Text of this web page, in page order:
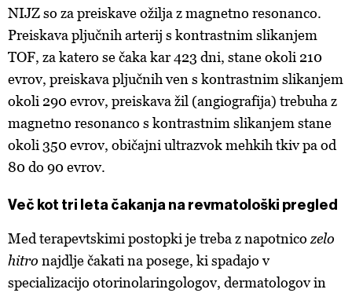
NIJZ so za preiskave ožilja z magnetno resonanco.
Preiskava pljučnih arterij s kontrastnim slikanjem
TOF, za katero se čaka kar 423 dni, stane okoli 210
evrov, preiskava pljučnih ven s kontrastnim slikanjem
okoli 290 evrov, preiskava žil (angiografija) trebuha z
magnetno resonanco s kontrastnim slikanjem stane
okoli 350 evrov, običajni ultrazvok mehkih tkiv pa od
80 do 90 evrov.
Več kot tri leta čakanja na revmatološki pregled
Med terapevtskimi postopki je treba z napotnico zelo
hitro najdlje čakati na posege, ki spadajo v
specializacijo otorinolaringologov, dermatologov in